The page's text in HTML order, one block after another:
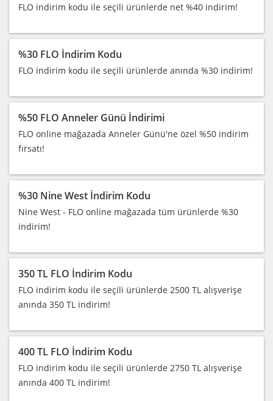
FLO indirim kodu ile seçili ürünlerde net %40 indirim!
%30 FLO İndirim Kodu
FLO indirim kodu ile seçili ürünlerde anında %30 indirim!
%50 FLO Anneler Günü İndirimi
FLO online mağazada Anneler Günü'ne özel %50 indirim
fırsatı!
%30 Nine West İndirim Kodu
Nine West - FLO online mağazada tüm ürünlerde %30
indirim!
350 TL FLO İndirim Kodu
FLO indirim kodu ile seçili ürünlerde 2500 TL alışverişe
anında 350 TL indirim!
400 TL FLO İndirim Kodu
FLO indirim kodu ile seçili ürünlerde 2750 TL alışverişe
anında 400 TL indirim!